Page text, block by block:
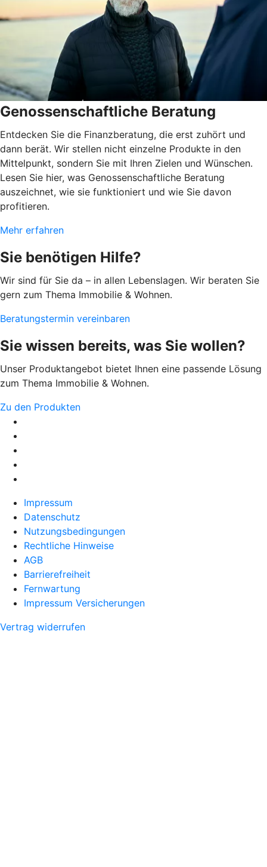
Genossenschaftliche Beratung
Entdecken Sie die Finanzberatung, die erst zuhört und
dann berät. Wir stellen nicht einzelne Produkte in den
Mittelpunkt, sondern Sie mit Ihren Zielen und Wünschen.
Lesen Sie hier, was Genossenschaftliche Beratung
auszeichnet, wie sie funktioniert und wie Sie davon
profitieren.
Mehr erfahren
Sie benötigen Hilfe?
Wir sind für Sie da – in allen Lebenslagen. Wir beraten Sie
gern zum Thema Immobilie & Wohnen.
Beratungstermin vereinbaren
Sie wissen bereits, was Sie wollen?
Unser Produktangebot bietet Ihnen eine passende Lösung
zum Thema Immobilie & Wohnen.
Zu den Produkten
Impressum
Datenschutz
Nutzungsbedingungen
Rechtliche Hinweise
AGB
Barrierefreiheit
Fernwartung
Impressum Versicherungen
Vertrag widerrufen